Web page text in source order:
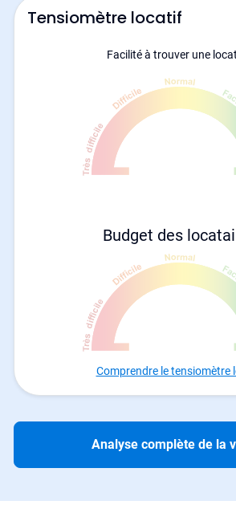
Tensiomètre locatif
Facilité à trouver une
Budget des
Comprendre le tensiomètre
Analyse complète de la